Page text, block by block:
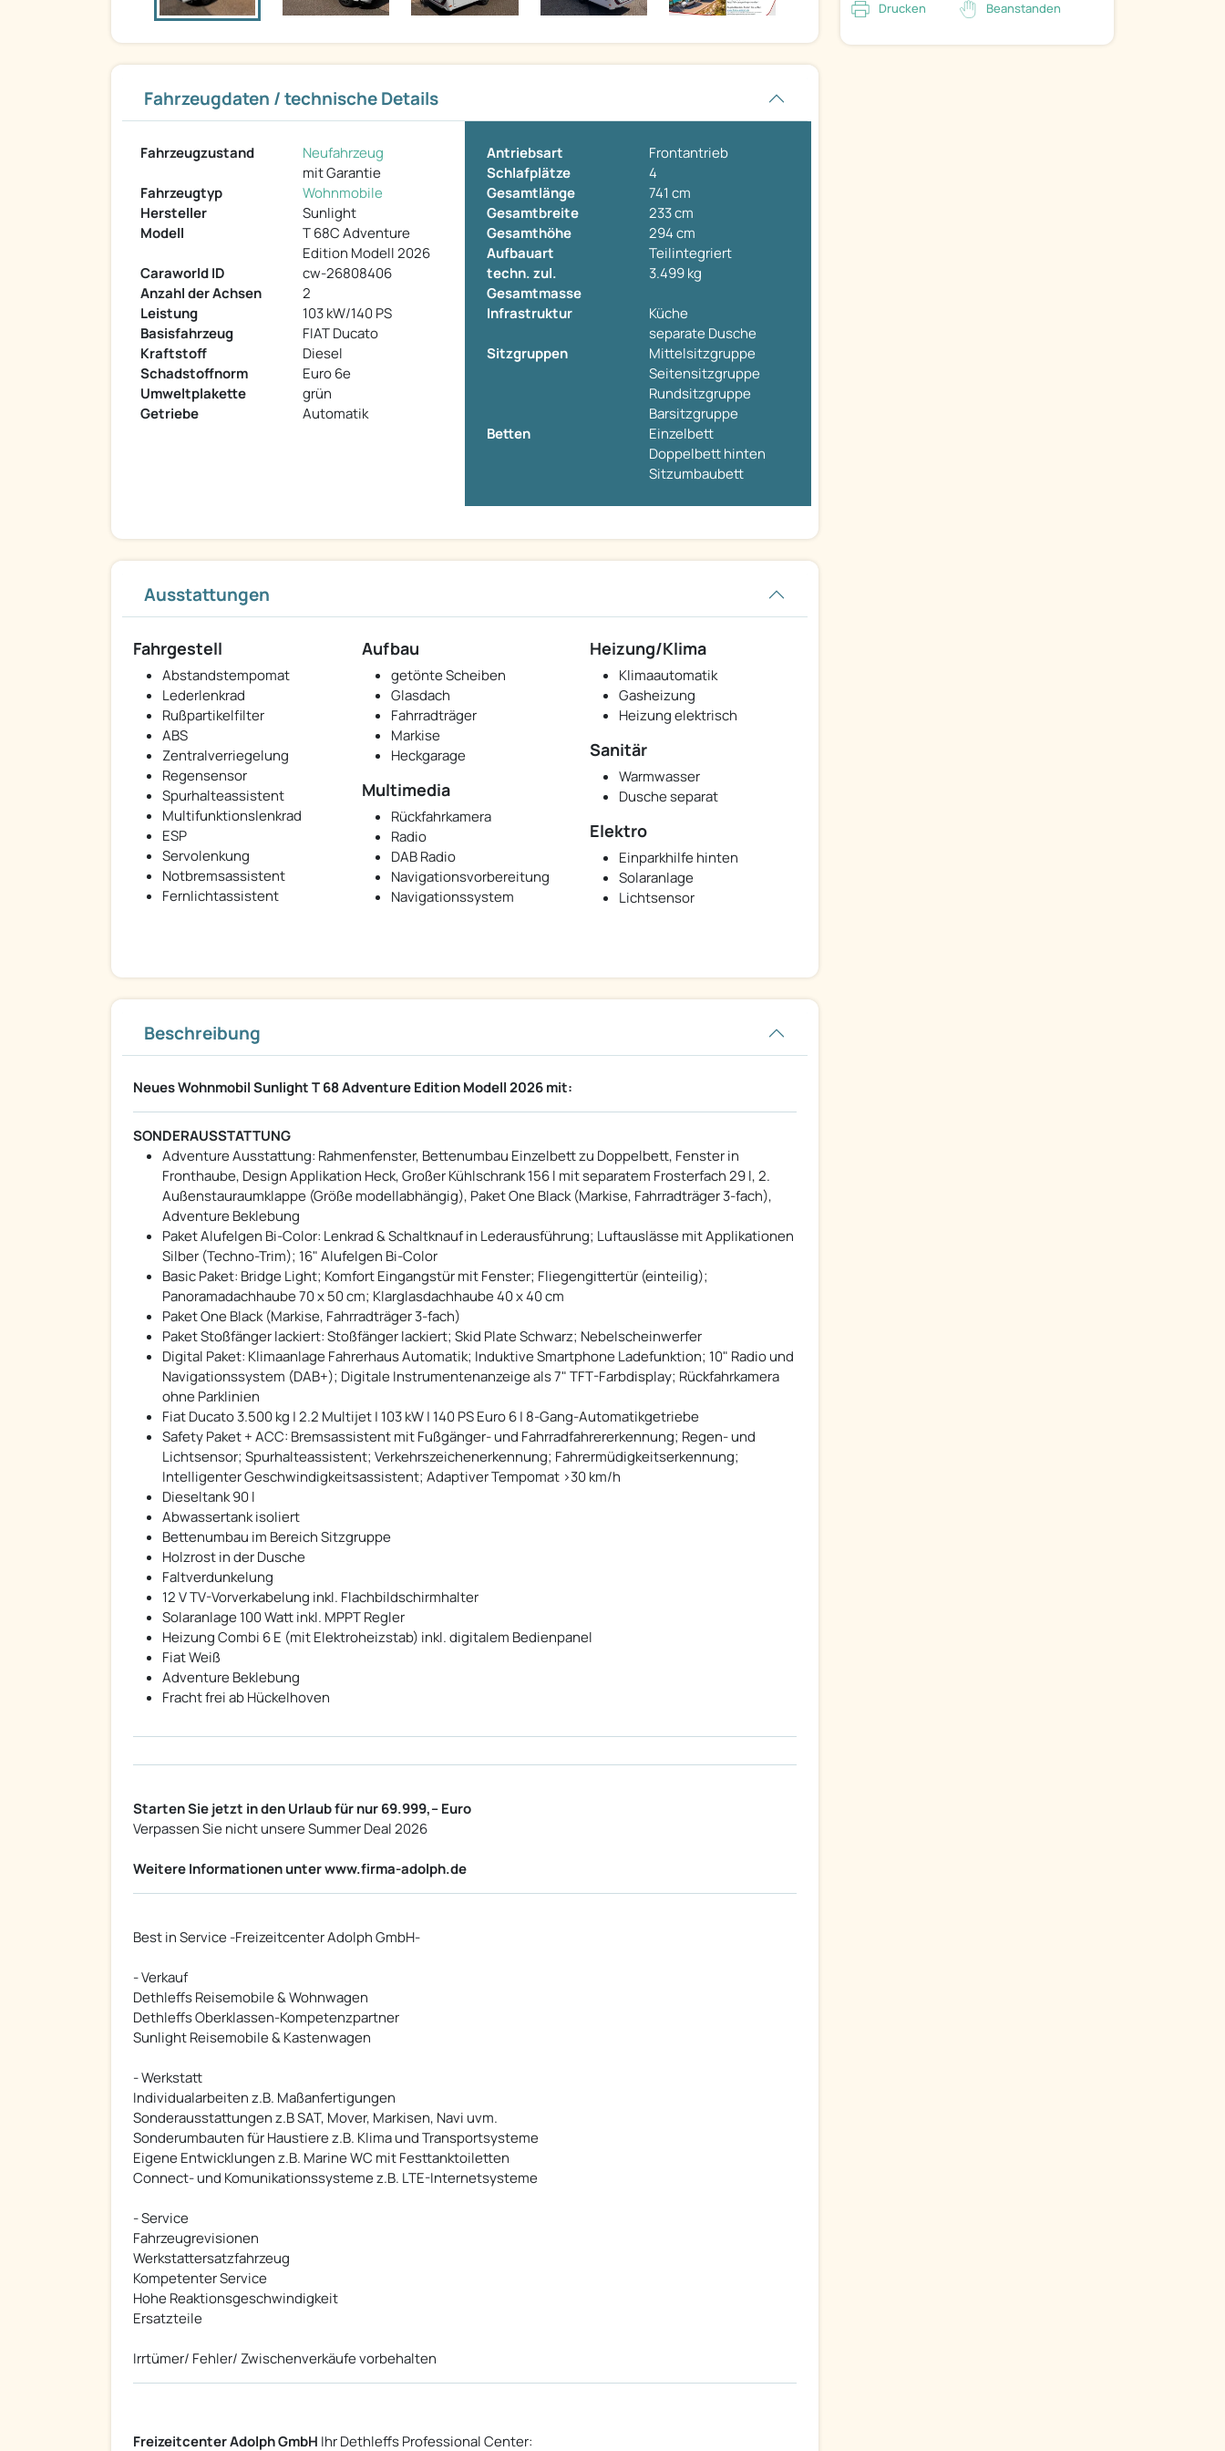
Fahrzeugdaten / technische Details
Fahrzeugzustand
Neufahrzeug
mit Garantie
Fahrzeugtyp
Wohnmobile
Hersteller
Sunlight
Modell
T 68C Adventure
Edition Modell 2026
Caraworld ID
cw-26808406
Anzahl der Achsen
2
Leistung
103 kW/140 PS
Basisfahrzeug
FIAT Ducato
Kraftstoff
Diesel
Schadstoffnorm
Euro 6e
Umweltplakette
grün
Getriebe
Automatik
Antriebsart
Frontantrieb
Schlafplätze
4
Gesamtlänge
741 cm
Gesamtbreite
233 cm
Gesamthöhe
294 cm
Aufbauart
Teilintegriert
techn. zul.
Gesamtmasse
3.499 kg
Infrastruktur
Küche
separate Dusche
Sitzgruppen
Mittelsitzgruppe
Seitensitzgruppe
Rundsitzgruppe
Barsitzgruppe
Betten
Einzelbett
Doppelbett hinten
Sitzumbaubett
Ausstattungen
Fahrgestell
Abstandstempomat
Lederlenkrad
Rußpartikelfilter
ABS
Zentralverriegelung
Regensensor
Spurhalteassistent
Multifunktionslenkrad
ESP
Servolenkung
Notbremsassistent
Fernlichtassistent
Aufbau
getönte Scheiben
Glasdach
Fahrradträger
Markise
Heckgarage
Heizung/Klima
Klimaautomatik
Gasheizung
Heizung elektrisch
Sanitär
Warmwasser
Dusche separat
Multimedia
Rückfahrkamera
Radio
DAB Radio
Navigationsvorbereitung
Navigationssystem
Elektro
Einparkhilfe hinten
Solaranlage
Lichtsensor
Beschreibung
Neues Wohnmobil Sunlight T 68 Adventure Edition Modell 2026 mit:
SONDERAUSSTATTUNG
Adventure Ausstattung: Rahmenfenster, Bettenumbau Einzelbett zu Doppelbett, Fenster in
Fronthaube, Design Applikation Heck, Großer Kühlschrank 156 l mit separatem Frosterfach 29 l, 2.
Außenstauraumklappe (Größe modellabhängig), Paket One Black (Markise, Fahrradträger 3-fach),
Adventure Beklebung
Paket Alufelgen Bi-Color: Lenkrad & Schaltknauf in Lederausführung; Luftauslässe mit Applikationen
Silber (Techno-Trim); 16" Alufelgen Bi-Color
Basic Paket: Bridge Light; Komfort Eingangstür mit Fenster; Fliegengittertür (einteilig);
Panoramadachhaube 70 x 50 cm; Klarglasdachhaube 40 x 40 cm
Paket One Black (Markise, Fahrradträger 3-fach)
Paket Stoßfänger lackiert: Stoßfänger lackiert; Skid Plate Schwarz; Nebelscheinwerfer
Digital Paket: Klimaanlage Fahrerhaus Automatik; Induktive Smartphone Ladefunktion; 10" Radio und
Navigationssystem (DAB+); Digitale Instrumentenanzeige als 7" TFT-Farbdisplay; Rückfahrkamera
ohne Parklinien
Fiat Ducato 3.500 kg | 2.2 Multijet | 103 kW | 140 PS Euro 6 | 8-Gang-Automatikgetriebe
Safety Paket + ACC: Bremsassistent mit Fußgänger- und Fahrradfahrererkennung; Regen- und
Lichtsensor; Spurhalteassistent; Verkehrszeichenerkennung; Fahrermüdigkeitserkennung;
Intelligenter Geschwindigkeitsassistent; Adaptiver Tempomat >30 km/h
Dieseltank 90 l
Abwassertank isoliert
Bettenumbau im Bereich Sitzgruppe
Holzrost in der Dusche
Faltverdunkelung
12 V TV-Vorverkabelung inkl. Flachbildschirmhalter
Solaranlage 100 Watt inkl. MPPT Regler
Heizung Combi 6 E (mit Elektroheizstab) inkl. digitalem Bedienpanel
Fiat Weiß
Adventure Beklebung
Fracht frei ab Hückelhoven
Starten Sie jetzt in den Urlaub für nur 69.999,-- Euro
Verpassen Sie nicht unsere Summer Deal 2026
Weitere Informationen unter www.firma-adolph.de
Best in Service -Freizeitcenter Adolph GmbH-
- Verkauf
Dethleffs Reisemobile & Wohnwagen
Dethleffs Oberklassen-Kompetenzpartner
Sunlight Reisemobile & Kastenwagen
- Werkstatt
Individualarbeiten z.B. Maßanfertigungen
Sonderausstattungen z.B SAT, Mover, Markisen, Navi uvm.
Sonderumbauten für Haustiere z.B. Klima und Transportsysteme
Eigene Entwicklungen z.B. Marine WC mit Festtanktoiletten
Connect- und Komunikationssysteme z.B. LTE-Internetsysteme
- Service
Fahrzeugrevisionen
Werkstattersatzfahrzeug
Kompetenter Service
Hohe Reaktionsgeschwindigkeit
Ersatzteile
Irrtümer/ Fehler/ Zwischenverkäufe vorbehalten
Freizeitcenter Adolph GmbH Ihr Dethleffs Professional Center:
Drucken Beanstanden